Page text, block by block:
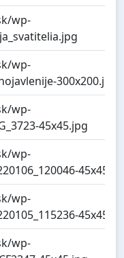
wp-
wp-
300x200.jpg
wp-
45x45.jpg
wp-
wp-
wp-